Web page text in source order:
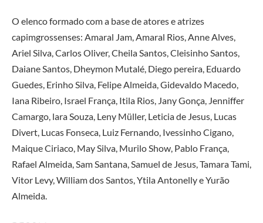
O elenco formado com a base de atores e atrizes
capimgrossenses: Amaral Jam, Amaral Rios, Anne Alves,
Ariel Silva, Carlos Oliver, Cheila Santos, Cleisinho Santos,
Daiane Santos, Dheymon Mutalé, Diego pereira, Eduardo
Guedes, Erinho Silva, Felipe Almeida, Gidevaldo Macedo,
Iana Ribeiro, Israel França, Itila Rios, Jany Gonça, Jenniffer
Camargo, lara Souza, Leny Müller, Leticia de Jesus, Lucas
Divert, Lucas Fonseca, Luiz Fernando, Ivessinho Cigano,
Maique Ciriaco, May Silva, Murilo Show, Pablo França,
Rafael Almeida, Sam Santana, Samuel de Jesus, Tamara Tami,
Vitor Levy, William dos Santos, Ytila Antonelly e Yurão
Almeida.